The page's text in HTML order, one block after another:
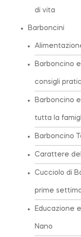
di vita
Barboncini
Barboncino
consigli
Barboncino
tutta la
Barboncino
Carattere
Cucciolo di
prime
Educazione
Nano